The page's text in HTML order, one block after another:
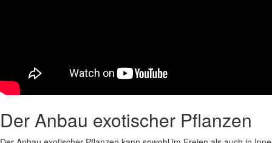
Der Anbau exotischer Pflanzen